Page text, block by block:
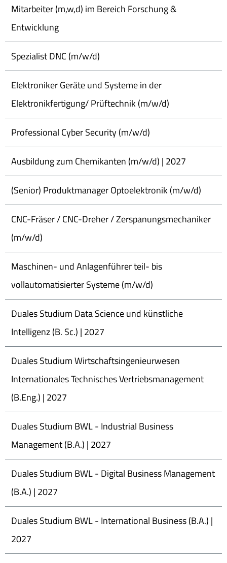
Mitarbeiter (m,w,d) im Bereich Forschung &
Entwicklung
Spezialist DNC (m/w/d)
Elektroniker Geräte und Systeme in der
Elektronikfertigung/ Prüftechnik (m/w/d)
Professional Cyber Security (m/w/d)
Ausbildung zum Chemikanten (m/w/d) | 2027
(Senior) Produktmanager Optoelektronik (m/w/d)
CNC-Fräser / CNC-Dreher / Zerspanungsmechaniker
(m/w/d)
Maschinen- und Anlagenführer teil- bis
vollautomatisierter Systeme (m/w/d)
Duales Studium Data Science und künstliche
Intelligenz (B. Sc.) | 2027
Duales Studium Wirtschaftsingenieurwesen
Internationales Technisches Vertriebsmanagement
(B.Eng.) | 2027
Duales Studium BWL - Industrial Business
Management (B.A.) | 2027
Duales Studium BWL - Digital Business Management
(B.A.) | 2027
Duales Studium BWL - International Business (B.A.) |
2027